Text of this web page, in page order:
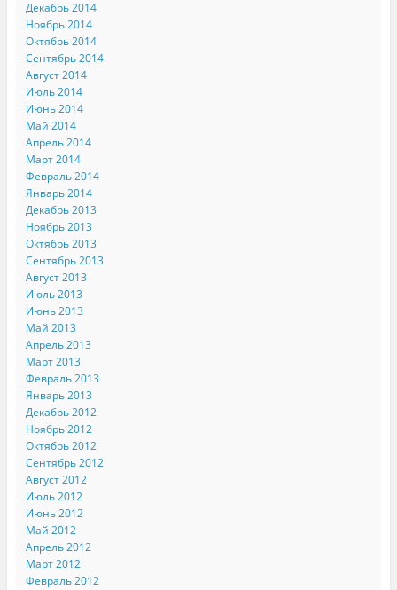
Декабрь 2014
Ноябрь 2014
Октябрь 2014
Сентябрь 2014
Август 2014
Июль 2014
Июнь 2014
Май 2014
Апрель 2014
Март 2014
Февраль 2014
Январь 2014
Декабрь 2013
Ноябрь 2013
Октябрь 2013
Сентябрь 2013
Август 2013
Июль 2013
Июнь 2013
Май 2013
Апрель 2013
Март 2013
Февраль 2013
Январь 2013
Декабрь 2012
Ноябрь 2012
Октябрь 2012
Сентябрь 2012
Август 2012
Июль 2012
Июнь 2012
Май 2012
Апрель 2012
Март 2012
Февраль 2012